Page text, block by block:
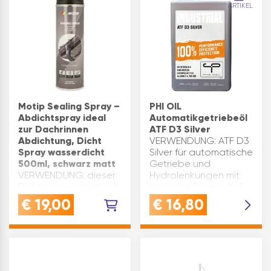
unter extremen
HAFTUNG: auf Basis
von Alumi…
Motip Sealing Spray –
Abdichtspray ideal
zur Dachrinnen
Abdichtung, Dicht
Spray wasserdicht
500ml, schwarz matt
VERWENDUNG: dieser
ideal zum Versiegeln
und Füllen von Lecks
Kunststoff, PVC, Beton
€ 19,00
ARTIKEL
PHI OIL
Automatikgetriebeöl
ATF D3 Silver
VERWENDUNG: ATF D3
Silver für automatische
Getriebe und
Hydrolenkungen mit
III-G oder III-
HQUALITÄT: Grundöle
Qualität, die Hand
€ 16,80